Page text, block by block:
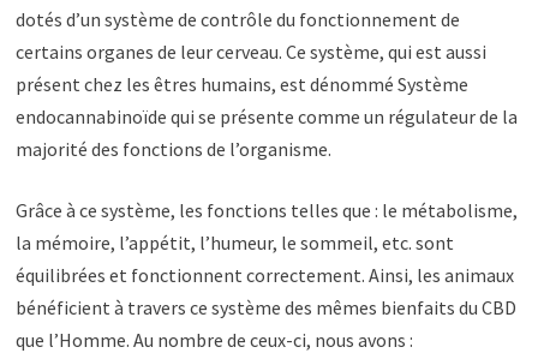
dotés d’un système de contrôle du fonctionnement de
certains organes de leur cerveau. Ce système, qui est aussi
présent chez les êtres humains, est dénommé Système
endocannabinoïde qui se présente comme un régulateur de la
majorité des fonctions de l’organisme.
Grâce à ce système, les fonctions telles que : le métabolisme,
la mémoire, l’appétit, l’humeur, le sommeil, etc. sont
équilibrées et fonctionnent correctement. Ainsi, les animaux
bénéficient à travers ce système des mêmes bienfaits du CBD
que l’Homme. Au nombre de ceux-ci, nous avons :